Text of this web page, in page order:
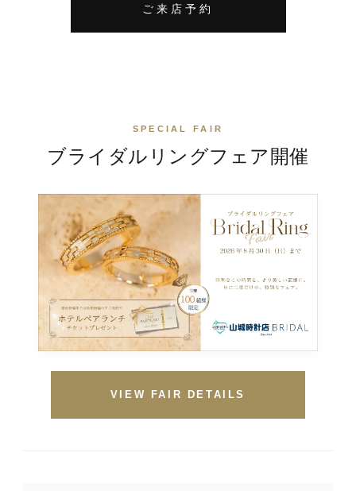
ご来店予約
SPECIAL FAIR
ブライダルリングフェア 開催
VIEW FAIR DETAILS